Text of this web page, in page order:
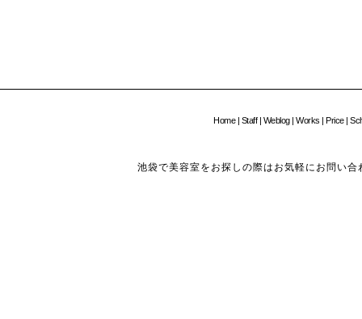
Home| Staff| Weblog| Works | Price|
池袋で美容室をお探しの際はお気軽にお問